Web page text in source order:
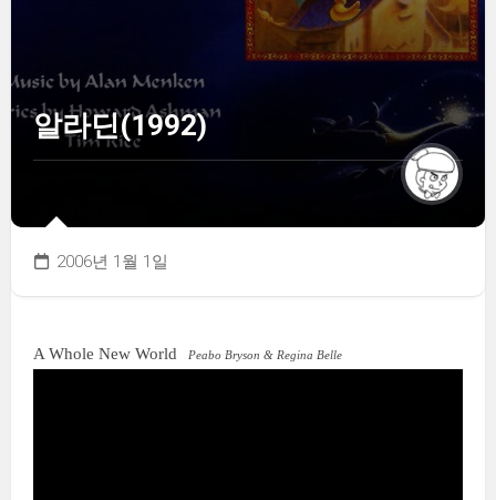
알라딘(1992)
2006년 1월 1일
A Whole New World Peabo Bryson & Regina Belle